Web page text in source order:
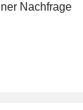
Nachfrage